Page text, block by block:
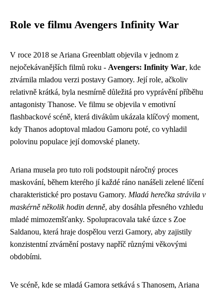
Role ve filmu Avengers Infinity War
V roce 2018 se Ariana Greenblatt objevila v jednom z
nejočekávanějších filmů roku - Avengers: Infinity War, kde
ztvárnila mladou verzi postavy Gamory. Její role, ačkoliv
relativně krátká, byla nesmírně důležitá pro vyprávění příběhu
antagonisty Thanose. Ve filmu se objevila v emotivní
flashbackové scéně, která divákům ukázala klíčový moment,
kdy Thanos adoptoval mladou Gamoru poté, co vyhladil
polovinu populace její domovské planety.
Ariana musela pro tuto roli podstoupit náročný proces
maskování, během kterého jí každé ráno nanášeli zelené líčení
charakteristické pro postavu Gamory. Mladá herečka strávila v
maskérně několik hodin denně, aby dosáhla přesného vzhledu
mladé mimozemšťanky. Spolupracovala také úzce s Zoe
Saldanou, která hraje dospělou verzi Gamory, aby zajistily
konzistentní ztvárnění postavy napříč různými věkovými
obdobími.
Ve scéně, kde se mladá Gamora setkává s Thanosem, Ariana